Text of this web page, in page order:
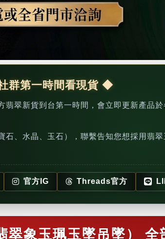
群第一時間看現貨 ◆
翡翠新貨到台第一時間，會立即更新產品於
石、水晶、玉石），聯繫告知您想採用翡
官方IG Threads官方
翠象玉珮玉墜吊墜） 全